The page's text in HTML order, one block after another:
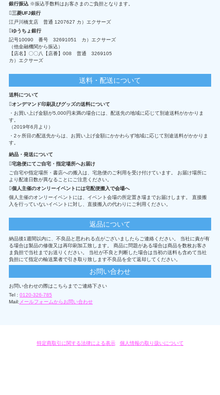
銀行振込 ※振込手数料はお客さまのご負担となります。
三菱UFJ銀行
江戸川橋支店 普通 1207627 カ）エクサーズ
ゆうちょ銀行
記号10090 番号 32691051 カ）エクサーズ
（他金融機関から振込）
【店名】〇〇八【店番】008 普通 3269105
カ）エクサーズ
送料・配送について
送料について
オンデマンド印刷及びグッズの送料について
・お買い上げ金額が5,000円未満の場合には、配送先の地域に応じて別途送料がかかりま
す。
（2019年6月より）
・2ヶ所目の配送先からは、お買い上げ金額にかかわらず地域に応じて別途送料がかかりま
す。
納品・発送について
宅急便にてご自宅・指定場所へお届け
ご自宅や指定場所・書店への搬入は、宅急便のご利用を受け付けています。 お届け場所に
より配達日数が異なることにご注意ください。
個人主催のオンリーイベントには宅配便搬入で会場へ
個人主催のオンリーイベントには、イベント会場の所定置き場までお届けします。 直接搬
入を行っていないイベントに対し、直接搬入の代わりにご利用ください。
返品について
納品後1週間以内に、不良品と思われる点がございましたらご連絡ください。 当社に責が有
る場合は製品の修復又は再印刷加工致します。 商品に問題がある場合は商品を数枚お客さ
ま負担で当社までお送りください。 当社が不良と判断した場合は当初の送料も含めて当社
負担にて指定の輸送業者で引き取り致します不良品を全て返却してください。
お問い合わせ
お問い合わせの際はこちらまでご連絡下さい
Tel : 0120-326-785
Mail: メールフォームからお問い合わせ
特定商取引に関する法律による表示/ 個人情報の取り扱いについて